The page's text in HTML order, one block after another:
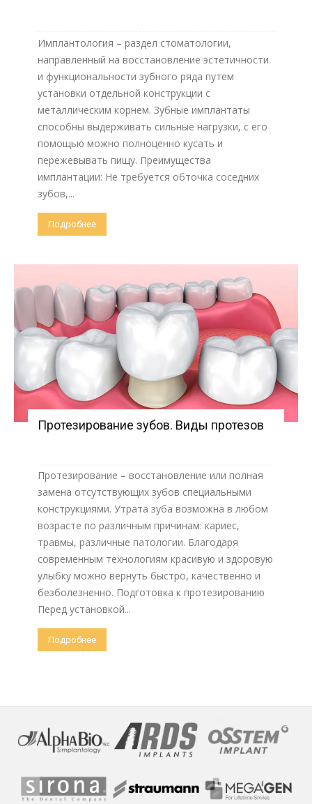
Имплантология – раздел стоматологии,
направленный на восстановление эстетичности
и функциональности зубного ряда путем
установки отдельной конструкции с
металлическим корнем. Зубные имплантаты
способны выдерживать сильные нагрузки, с его
помощью можно полноценно кусать и
пережевывать пищу. Преимущества
имплантации: Не требуется обточка соседних
зубов,...
Подробнее
Протезирование зубов. Виды протезов
Протезирование – восстановление или полная
замена отсутствующих зубов специальными
конструкциями. Утрата зуба возможна в любом
возрасте по различным причинам: кариес,
травмы, различные патологии. Благодаря
современным технологиям красивую и здоровую
улыбку можно вернуть быстро, качественно и
безболезненно. Подготовка к протезированию
Перед установкой...
Подробнее